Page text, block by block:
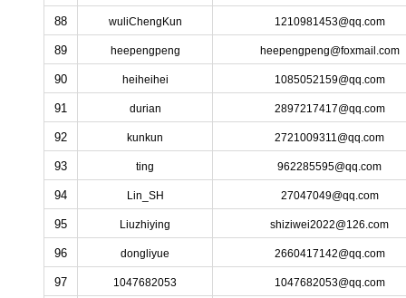
88 wuliChengKun 1210981453@qq.com
89 heepengpeng heepengpeng@foxmail.com
90 heiheihei 1085052159@qq.com
91 durian 2897217417@qq.com
92 kunkun 2721009311@qq.com
93 ting 962285595@qq.com
94 Lin_SH 27047049@qq.com
95 Liuzhiying shiziwei2022@126.com
96 dongliyue 2660417142@qq.com
97 1047682053 1047682053@qq.com